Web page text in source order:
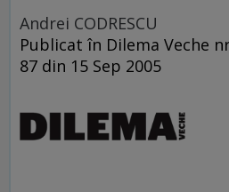
Andrei CODRESCU
Publicat în Dilema Veche
87 din 15 Sep 2005